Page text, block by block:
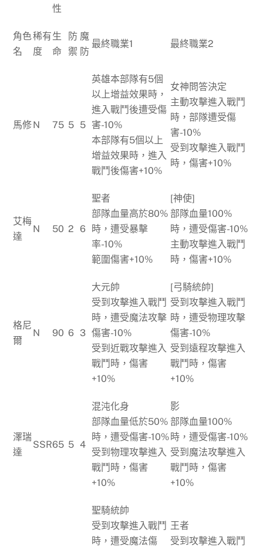
性
角色
名
稀有
度
生
命
防
禦
魔
防
最終職業1 最終職業2
馬修N 75 5 5
英雄本部隊有5個
以上增益效果時，
進入戰鬥後遭受傷
害-10%
本部隊有5個以上
增益效果時，進入
戰鬥後傷害+10%
女神問答決定
主動攻擊進入戰鬥
時，部隊遭受傷
害-10%
受到攻擊進入戰鬥
時，傷害+10%
艾梅
達
N 50 2 6
聖者
部隊血量高於80%
時，遭受暴擊
率-10%
範圍傷害+10%
[神使]
部隊血量100%
時，遭受傷害-10%
主動攻擊進入戰鬥
時，傷害+10%
格尼
爾
N 90 6 3
大元帥
受到攻擊進入戰鬥
時，遭受魔法攻擊
傷害-10%
受到近戰攻擊進入
戰鬥時，傷害
+10%
[弓騎統帥]
受到攻擊進入戰鬥
時，遭受物理攻擊
傷害-10%
受到遠程攻擊進入
戰鬥時，傷害
+10%
澤瑞
達
SSR65 5 4
混沌化身
部隊血量低於50%
時，遭受傷害-10%
受到物理攻擊進入
戰鬥時，傷害
+10%
影
部隊血量100%
時，遭受傷害-10%
受到魔法攻擊進入
戰鬥時，傷害
+10%
聖騎統帥
受到攻擊進入戰鬥
時，遭受魔法傷
王者
受到攻擊進入戰鬥